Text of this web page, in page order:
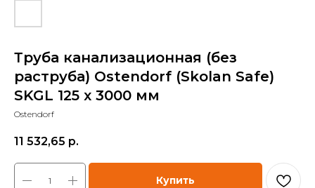
Труба канализационная (без
раструба) Ostendorf (Skolan Safe)
SKGL 125 x 3000 мм
Ostendorf
11 532,65 р.
Купить